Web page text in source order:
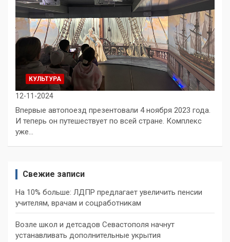
КУЛЬТУРА
12-11-2024
Впервые автопоезд презентовали 4 ноября 2023 года.
И теперь он путешествует по всей стране. Комплекс
уже…
Свежие записи
На 10% больше: ЛДПР предлагает увеличить пенсии
учителям, врачам и соцработникам
Возле школ и детсадов Севастополя начнут
устанавливать дополнительные укрытия